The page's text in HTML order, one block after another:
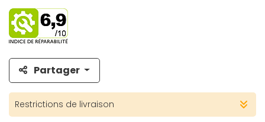
Partager
Restrictions de livraison